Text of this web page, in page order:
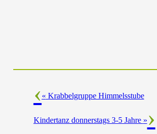
« Krabbelgruppe Himmelsstube
Kindertanz donnerstags 3-5 Jahre »